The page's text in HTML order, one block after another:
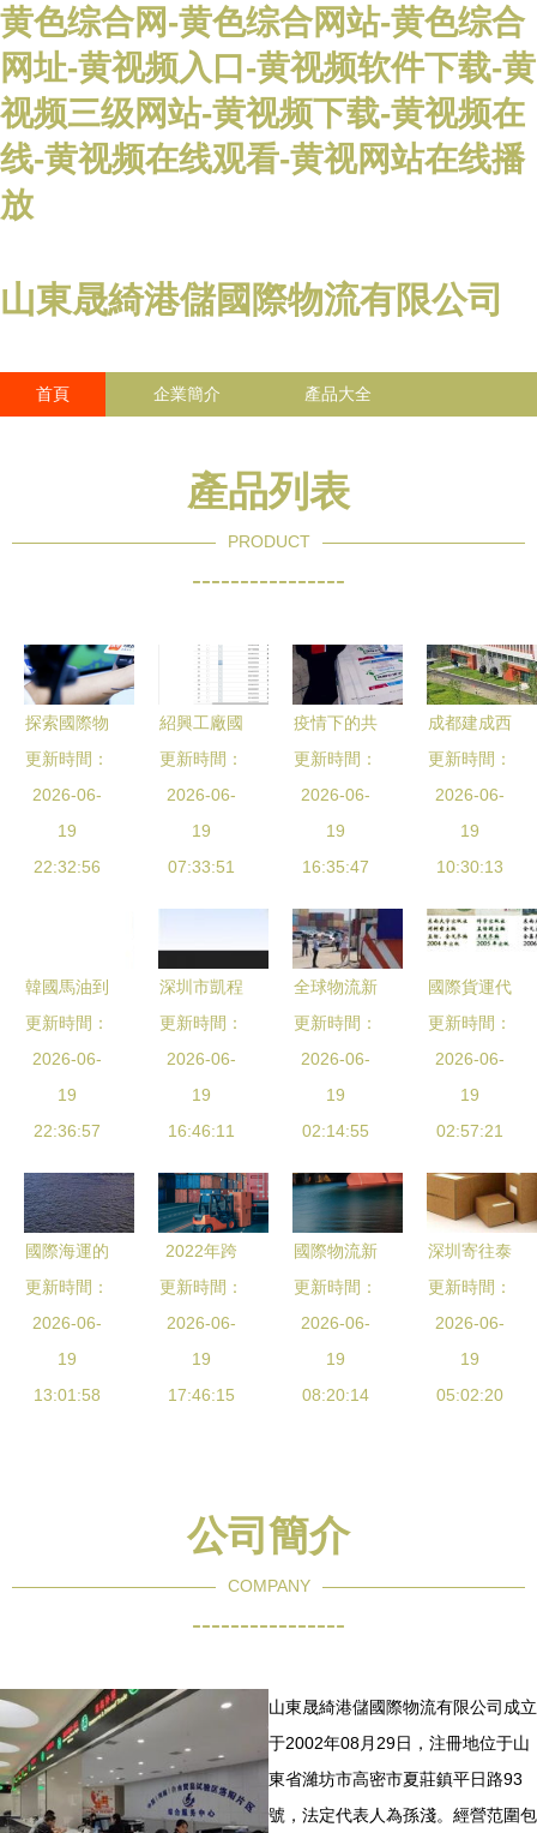
黄色综合网-黄色综合网站-黄色综合
网址-黄视频入口-黄视频软件下载-黄
视频三级网站-黄视频下载-黄视频在
线-黄视频在线观看-黄视网站在线播
放
山東晟綺港儲國際物流有限公司
首頁 企業簡介 產品大全
產品列表
PRODUCT
----------------
探索國際物
流新前沿
第15屆深圳
物博會即將
啟幕
更新時間：
2026-06-
19
22:32:56
紹興工廠國
際物流價格
查詢系統
提升效率與
透明度的關
更新時間：
2026-06-
19
07:33:51
疫情下的共
同體 華美
集團抗疫影
像與全球物
流交流的新
更新時間：
2026-06-
19
16:35:47
成都建成西
部首個生物
制品保稅進
口口岸，國
際物流煥發
更新時間：
2026-06-
19
10:30:13
韓國馬油到
南京物流公
司電話與價
格指南 廠
家直送與圖
更新時間：
2026-06-
19
22:36:57
深圳市凱程
通國際物流
電子產品從
美國到中國
的高效貨運
更新時間：
2026-06-
19
16:46:11
全球物流新
趨勢 數字
化轉型推動
國際物流產
品網絡升級
更新時間：
2026-06-
19
02:14:55
國際貨運代
理精品課
開啟國際物
流的專業之
旅
更新時間：
2026-06-
19
02:57:21
國際海運的
幾種放貨方
式，你都了
解嗎？
更新時間：
2026-06-
19
13:01:58
2022年跨
境物流 挑
戰與機遇并
存，韌性中
尋求突破
更新時間：
2026-06-
19
17:46:15
國際物流新
通道 連接
全球貿易的
橋梁
更新時間：
2026-06-
19
08:20:14
深圳寄往泰
國 哪些國
際快遞物流
公司提供不
計拋渠道？
更新時間：
2026-06-
19
05:02:20
公司簡介
COMPANY
----------------
山東晟綺港儲國際物流有限公司成立
于2002年08月29日，注冊地位于山
東省濰坊市高密市夏莊鎮平日路93
號，法定代表人為孫淺。經營范圍包